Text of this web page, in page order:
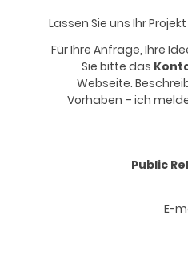
Lassen Sie uns Ihr
Für Ihre Anfrage, Ihre
Sie bitte das
Webseite.
Vorhaben – ich
Public
E-